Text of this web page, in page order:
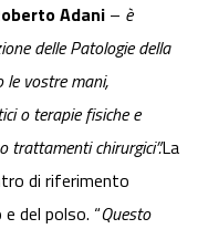
Adani – è
delle Patologie della
vostre mani,
o terapie fisiche e
trattamenti chirurgici”.La
di riferimento
del polso. “Questo